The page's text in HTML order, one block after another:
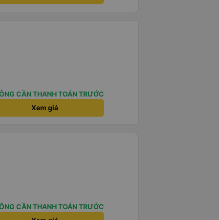
CẦN THANH TOÁN TRƯỚC
Xem giá
CẦN THANH TOÁN TRƯỚC